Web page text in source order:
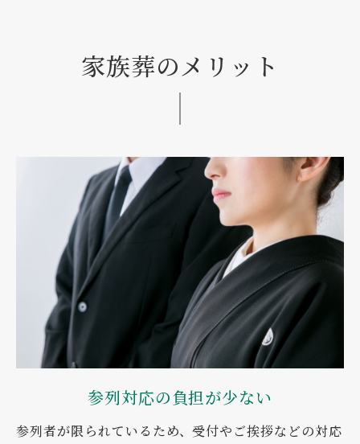
家族葬のメリット
参列対応の負担が少ない
参列者が限られているため、受付やご挨拶などの対応